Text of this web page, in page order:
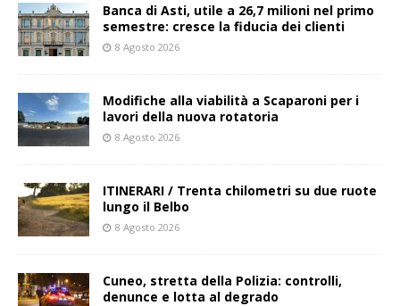
Banca di Asti, utile a 26,7 milioni nel primo
semestre: cresce la fiducia dei clienti
8 Agosto 2026
Modifiche alla viabilità a Scaparoni per i
lavori della nuova rotatoria
8 Agosto 2026
ITINERARI / Trenta chilometri su due ruote
lungo il Belbo
8 Agosto 2026
Cuneo, stretta della Polizia: controlli,
denunce e lotta al degrado